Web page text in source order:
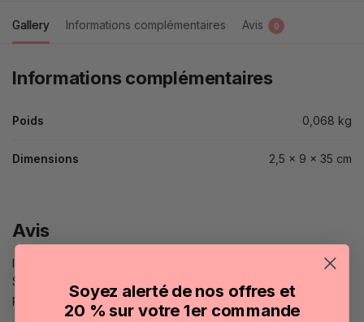
Gallery Informations complémentaires Avis 0
Informations complémentaires
Poids 0,068 kg
Dimensions 2,5 × 9 × 35 cm
Avis
Il n’y a pas encore d’avis.
Seuls les clients connectés ayant acheté ce produit ont la
possibilité de laisser un avis.
Soyez alerté de nos offres et
20 % sur votre 1er commande